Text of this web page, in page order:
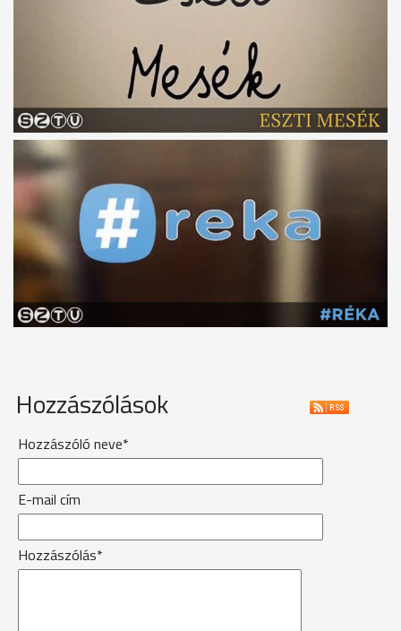
Hozzászólások
Hozzászóló neve*
E-mail cím
Hozzászólás*